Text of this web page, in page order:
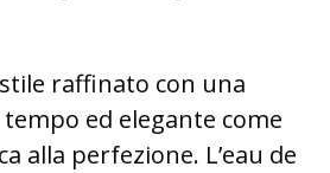
raffinato con una
ed elegante come
alla perfezione. L’eau de